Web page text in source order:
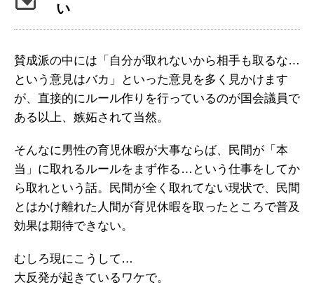
い
賛成派の中には「自分が取れないから相手も取るな…
という意見はバカ」といった意見を多く見かけます
が、直接的にルール作りを行っているのが国会議員で
ある以上、嫉妬されて当然。
そんなに男性の育児休暇が大事ならば、民間が「本
当」に取れるルールをまず作る…という仕事をしてか
ら取れという話。民間が全く取れてない現状で、民間
とはかけ離れた人間が育児休暇を取ったところで普及
効果は期待できない。
むしろ現にこうして…
大反発が起きているワケで。